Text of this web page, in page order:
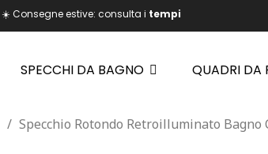
☀️ Consegne estive: consulta i tempi
SPECCHI DA BAGNO QUADRI DA
Specchio Rotondo Retroilluminato Bagno